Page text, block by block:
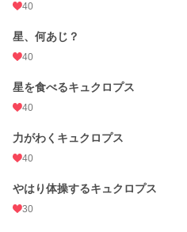
40
星、何あじ？
40
星を食べるキュクロプス
40
力がわくキュクロプス
40
やはり体操するキュクロプス
30